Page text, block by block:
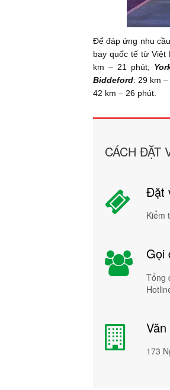
Để đáp ứng nhu
bay quốc tế từ Việt
km – 21 phút;
Biddeford: 29 km
42 km – 26 phút.
CÁCH ĐẶT
Đặt
Kiểm
Gọi
Tổng
173